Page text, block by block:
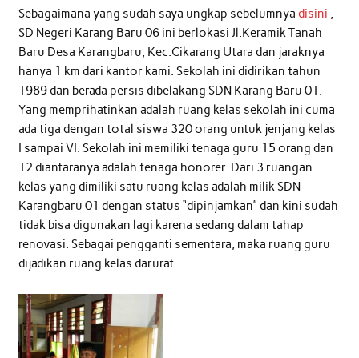
Sebagaimana yang sudah saya ungkap sebelumnya disini ,
SD Negeri Karang Baru 06 ini berlokasi Jl.Keramik Tanah
Baru Desa Karangbaru, Kec.Cikarang Utara dan jaraknya
hanya 1 km dari kantor kami. Sekolah ini didirikan tahun
1989 dan berada persis dibelakang SDN Karang Baru 01.
Yang memprihatinkan adalah ruang kelas sekolah ini cuma
ada tiga dengan total siswa 320 orang untuk jenjang kelas
I sampai VI. Sekolah ini memiliki tenaga guru 15 orang dan
12 diantaranya adalah tenaga honorer. Dari 3 ruangan
kelas yang dimiliki satu ruang kelas adalah milik SDN
Karangbaru 01 dengan status “dipinjamkan” dan kini sudah
tidak bisa digunakan lagi karena sedang dalam tahap
renovasi. Sebagai pengganti sementara, maka ruang guru
dijadikan ruang kelas darurat.